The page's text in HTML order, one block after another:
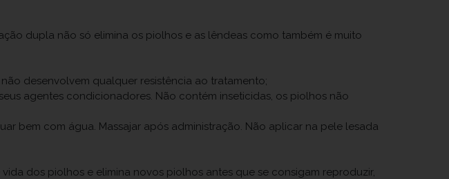
dupla não só elimina os piolhos e as lêndeas como também é muito
desenvolvem qualquer resistência ao tratamento;
agentes condicionadores. Não contém inseticidas, os piolhos não
bem com água. Massajar após administração. Não aplicar na pele lesada
dos piolhos e elimina novos piolhos antes que se consigam reproduzir,